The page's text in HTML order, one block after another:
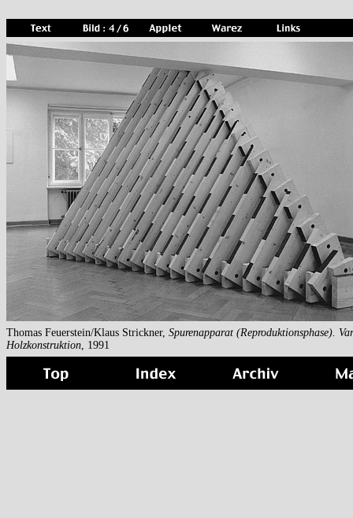
Thomas Feuerstein/Klaus Strickner, Spurenapparat (Reproduktionsphase).
Holzkonstruktion , 1991